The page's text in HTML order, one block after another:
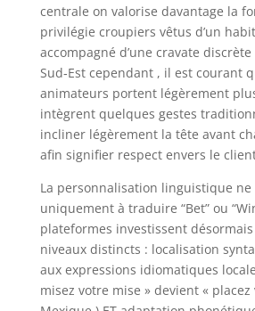
centrale on valorise davantage la
privilégie croupiers vêtus d’un
accompagné d’une cravate discrète
Sud‑Est cependant , il est courant
animateurs portent légèrement
intègrent quelques gestes
incliner légèrement la tête avant
afin signifier respect envers le
La personnalisation linguistique ne
uniquement à traduire “Bet” ou
plateformes investissent
niveaux distincts : localisation
aux expressions idiomatiques
misez votre mise » devient «